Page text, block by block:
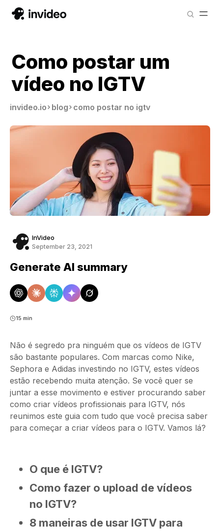
Como postar um
vídeo no IGTV
invideo.io blog como postar no igtv
InVideo
September 23, 2021
Generate AI summary
15 min
Não é segredo pra ninguém que os vídeos de IGTV
são bastante populares. Com marcas como Nike,
Sephora e Adidas investindo no IGTV, estes vídeos
estão recebendo muita atenção. Se você quer se
juntar a esse movimento e estiver procurando saber
como criar vídeos profissionais para IGTV, nós
reunimos este guia com tudo que você precisa saber
para começar a criar vídeos para o IGTV. Vamos lá?
O que é IGTV?
Como fazer o upload de vídeos
no IGTV?
8 maneiras de usar IGTV para